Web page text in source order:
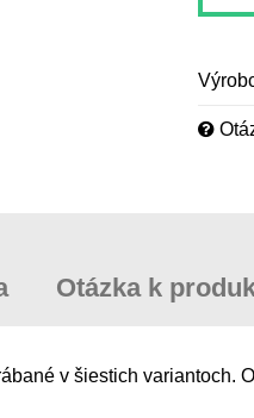
Otázka k
v šiestich variantoch.